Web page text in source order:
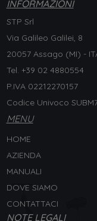
INFORMAZIONI
STP Srl
Via Galileo Galilei, 8
20057 Assago (MI) -
Tel. +39 02 4880554
P.IVA 02212270157
Codice Univoco
MENU
HOME
AZIENDA
MANUALI
DOVE SIAMO
CONTATTACI
NOTE LEGALI